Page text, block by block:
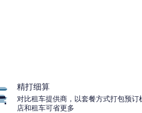
精打细算
对比租车提供商，以套餐方式打包预订
店和租车可省更多